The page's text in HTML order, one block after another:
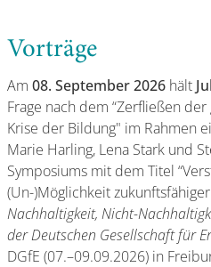
Vorträge
Am 08. September 2026 hält
Frage nach dem “Zerfließen
Krise der Bildung" im Rahmen
Marie Harling, Lena Stark und
Symposiums mit dem Titel
(Un-)Möglichkeit
Nachhaltigkeit, Nicht-
der Deutschen Gesellschaft für
DGfE (07.–09.09.2026) in